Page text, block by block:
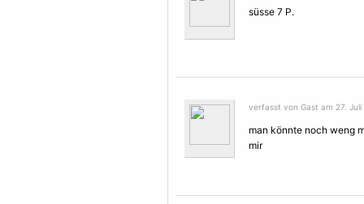
süsse 7 P.
verfasst von Gast am 27.
man könnte noch weng
mir